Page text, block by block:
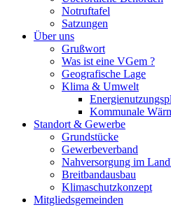
Notruftafel
Satzungen
Über uns
Grußwort
Was ist eine VGem ?
Geografische Lage
Klima & Umwelt
Kommunale
Standort & Gewerbe
Grundstücke
Gewerbeverband
Nahversorgung im
Breitbandausbau
Klimaschutzkonzept
Mitgliedsgemeinden